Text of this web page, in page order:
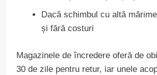
Dacă schimbul cu altă
și fără costuri
Magazinele de încredere oferă de
30 de zile pentru retur, iar unele